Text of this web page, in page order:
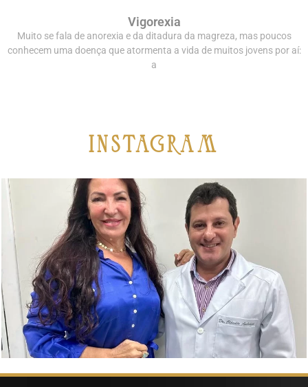
Vigorexia
Muito se fala de anorexia e da ditadura da magreza, mas poucos
conhecem uma doença que atormenta a vida de muitos jovens por aí:
a
iNSTAGRAM